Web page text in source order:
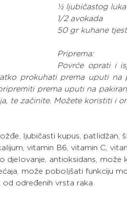
½ ljubičastog luka
1/2 avokada
50 gr kuhane
Priprema:
Povrće oprati i
prokuhati prema uputi na
prema uputi na
te začinite. Možete koristiti i
ljubičasti kupus, patlidžan,
vitamin B6, vitamin C,
djelovanje, antioksidans, može
može poboljšati funkciju
određenih vrsta raka.